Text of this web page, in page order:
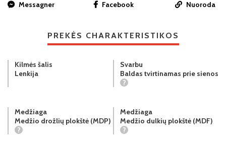
Messagner
Facebook Nuoroda
PREKĖS CHARAKTERISTIKOS
Kilmės šalis
Lenkija
Svarbu
Baldas tvirtinamas prie sienos
?
Medžiaga
Medžio drožlių plokštė (MDP)
?
Medžiaga
Medžio dulkių plokštė (MDF)
?